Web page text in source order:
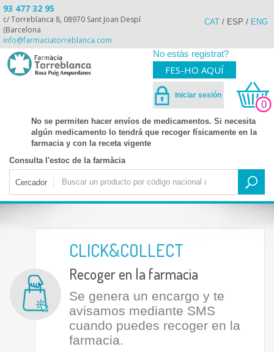
93 477 32 95
c/ Torreblanca 8, 08970 Sant Joan Despí
(Barcelona
info@farmaciatorreblanca.com
CAT / ESP / ENG
No estàs registrat?
FES-HO AQUÍ
Iniciar sesión
0
No se permiten hacer envíos de medicamentos. Si necesita
algún medicamento lo tendrá que recoger físicamente en la
farmacia y con la receta vigente
Consulta l'estoc de la farmàcia
Cercador
CLICK&COLLECT
Recoger en la farmacia
Se genera un encargo y te
avisamos mediante SMS
cuando puedes recoger en la
farmacia.